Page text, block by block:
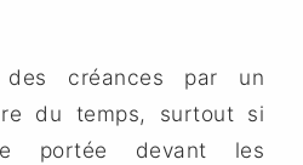
des créances par un
du temps, surtout si
portée devant les